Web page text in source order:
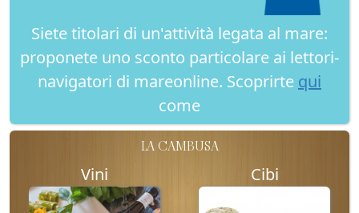
Siete titolari di un'attività legata al mare:
proponete uno sconto particolare ai lettori-
navigatori di mareonline. Scoprirte qui
come
LA CAMBUSA
Vini Cibi